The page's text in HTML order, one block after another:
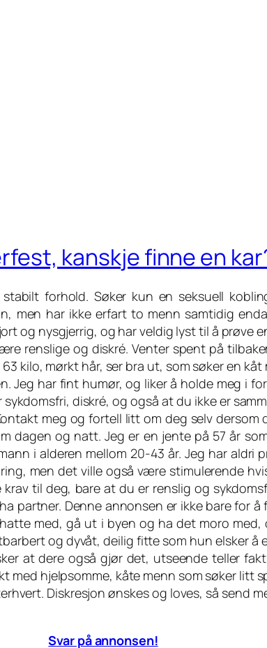
kanskje finne en
forhold. Søker kun en seksuell
men har ikke erfart to menn samtidig
og nysgjerrig, og har veldig lyst til å prøve
renslige og diskré. Venter spent på
63 kilo, mørkt hår, ser bra ut, som søker en
Jeg har fint humør, og liker å holde meg i
sykdomsfri, diskré, og også at du ikke er
meg og fortell litt om deg selv dersom
dagen og natt. Jeg er en jente på 57 år
i alderen mellom 20-43 år. Jeg har
men det ville også være stimulerende
krav til deg, bare at du er renslig og
partner. Denne annonsen er ikke bare for
med, gå ut i byen og ha det moro med,
og dyvåt, deilig fitte som hun elsker å
at dere også gjør det, utseende teller
hjelpsomme, kåte menn som søker litt
Diskresjon ønskes og loves, så send
Svar på annonsen!